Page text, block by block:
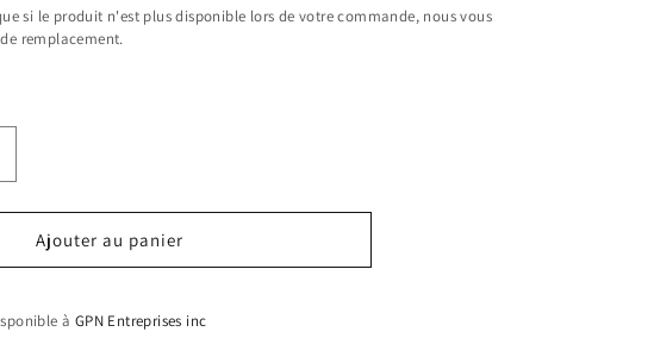
si le produit n'est plus disponible lors de votre commande, nous vous
remplacement.
Ajouter au panier
à GPN Entreprises inc